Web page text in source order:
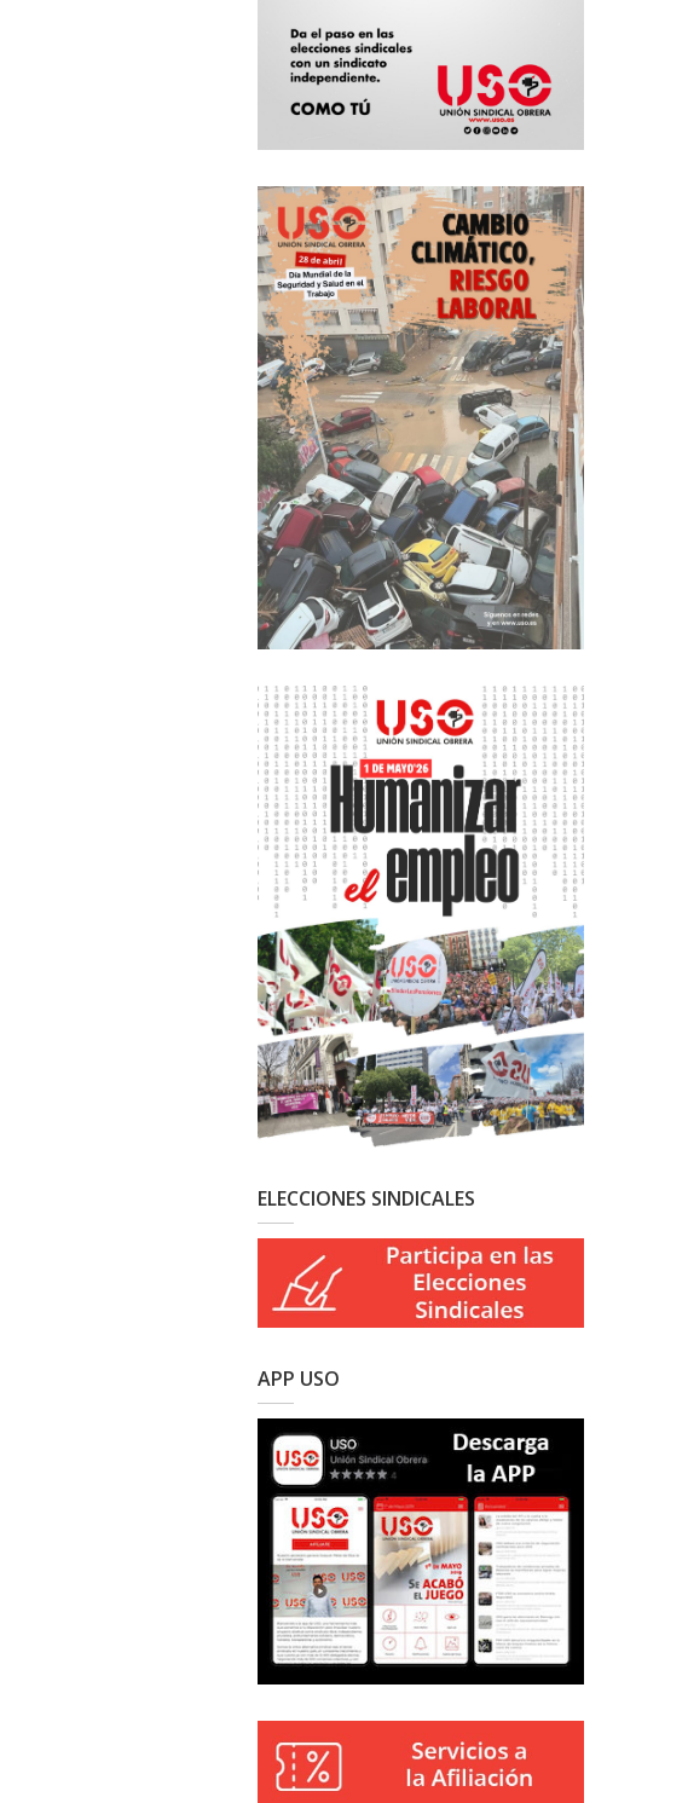
ELECCIONES SINDICALES
APP USO